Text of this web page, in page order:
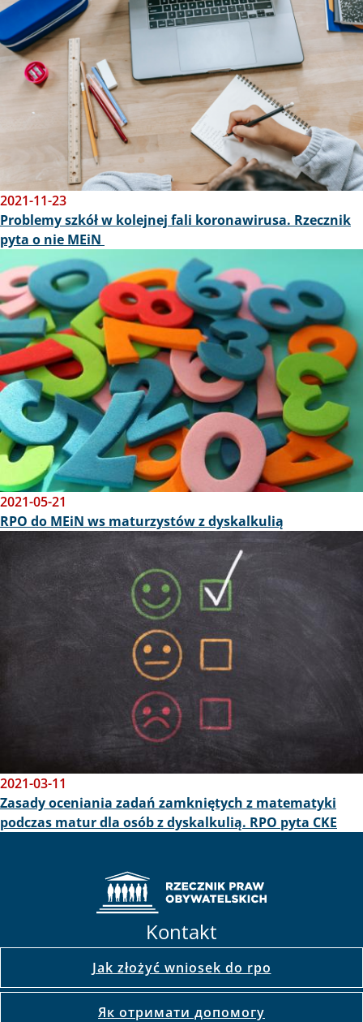
2021-11-23
Problemy szkół w kolejnej fali koronawirusa. Rzecznik
pyta o nie MEiN
Obraz
2021-05-21
RPO do MEiN ws maturzystów z dyskalkulią
2021-03-11
Zasady oceniania zadań zamkniętych z matematyki
podczas matur dla osób z dyskalkulią. RPO pyta CKE
Kontakt
Jak złożyć wniosek do rpo
Як отримати допомогу